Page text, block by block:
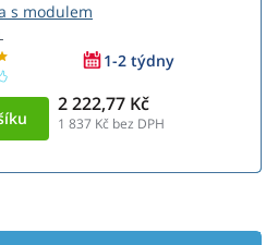
s modulem
1-2 týdny
2 222,77 Kč
1 837 Kč bez DPH